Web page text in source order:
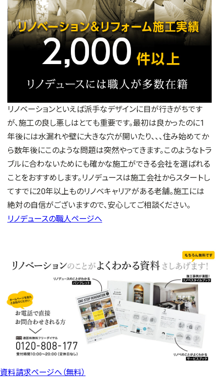
リノベーションといえば派手なデザインに目が行きがちです
が、施工の良し悪しはとても重要です。最初は良かったのに1
年後には水漏れや壁に大きな穴が開いたり、、、住み始めてか
ら数年後にこのような問題は突然やってきます。このようなトラ
ブルに合わないためにも確かな施工ができる会社を選ばれる
ことをおすすめします。リノデュースは施工会社からスタートし
てすでに20年以上ものリノベキャリアがある老舗。施工には
絶対の自信がございますので、安心してご相談ください。
リノデュースの職人ページへ
資料請求ページへ（無料）